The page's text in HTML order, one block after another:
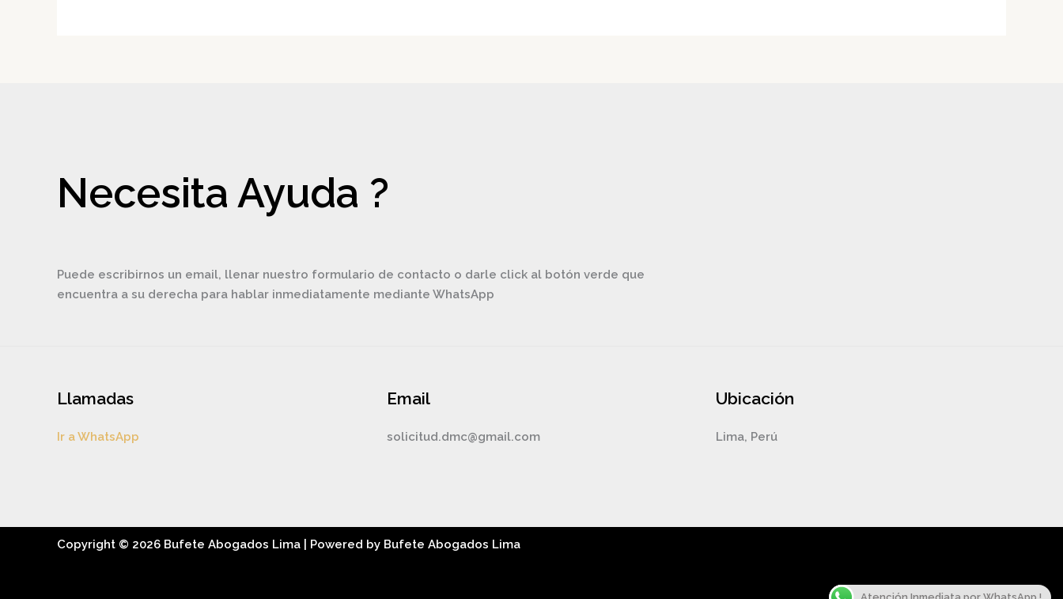
Necesita Ayuda ?
Puede escribirnos un email, llenar nuestro formulario de contacto o darle click al botón verde que
encuentra a su derecha para hablar inmediatamente mediante WhatsApp
Llamadas
Ir a WhatsApp
Email
solicitud.dmc@gmail.com
Ubicación
Lima, Perú
Copyright © 2026 Bufete Abogados Lima | Powered by Bufete Abogados Lima